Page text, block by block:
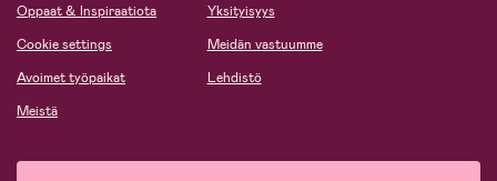
Oppaat & Inspiraatiota
Cookie settings
Avoimet työpaikat
Meistä
Yksityisyys
Meidän vastuumme
Lehdistö